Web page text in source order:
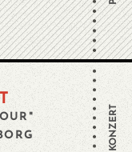
KONZERT